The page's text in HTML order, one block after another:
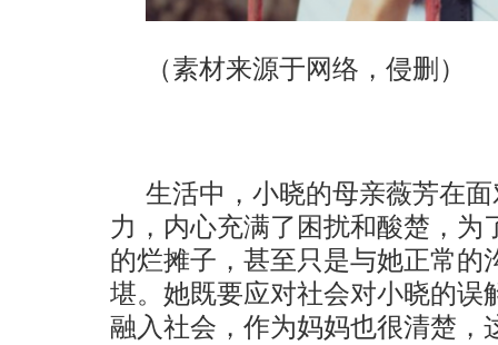
（素材来源于网络，侵删）
生活中，小晓的母亲薇芳在
力，内心充满了困扰和酸楚，
的烂摊子，甚至只是与她正常
堪。她既要应对社会对小晓的
融入社会，作为妈妈也很清楚